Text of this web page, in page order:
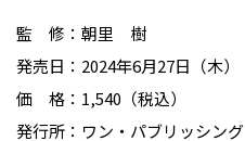
監 修：朝里 樹
発売日：2024年6月27日（木）
価 格：1,540（税込）
発行所：ワン・パブリッシング